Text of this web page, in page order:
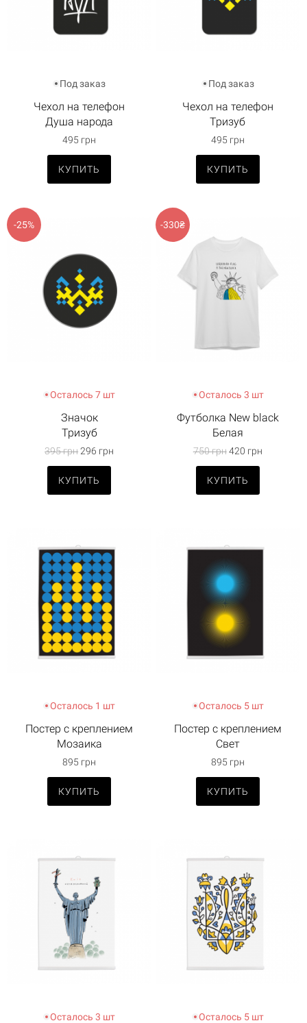
Под заказ
Чехол на телефон
Душа народа
495 грн
КУПИТЬ
Под заказ
Чехол на телефон
Тризуб
495 грн
КУПИТЬ
-25%
Осталось 7 шт
Значок
Тризуб
395 грн296 грн
КУПИТЬ
-330₴
Осталось 3 шт
Футболка New black
Белая
750 грн420 грн
КУПИТЬ
Осталось 1 шт
Постер с креплением
Мозаика
895 грн
КУПИТЬ
Осталось 5 шт
Постер с креплением
Свет
895 грн
КУПИТЬ
Осталось 3 шт Осталось 5 шт